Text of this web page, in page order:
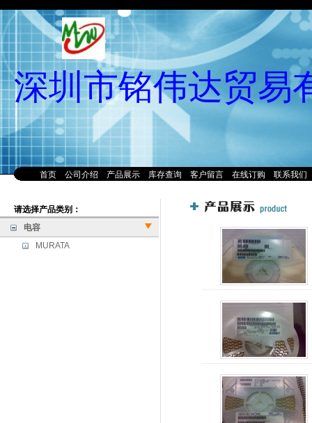
首页 公司介绍 产品展示 库存查询 客户留言 在线订购 联系我们
深圳市铭伟达贸易
请选择产品类别：
电容
MURATA